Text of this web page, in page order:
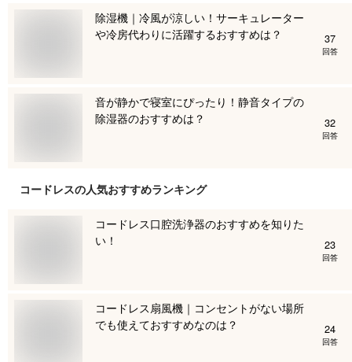
除湿機｜冷風が涼しい！サーキュレーター
や冷房代わりに活躍するおすすめは？
37
回答
音が静かで寝室にぴったり！静音タイプの
除湿器のおすすめは？
32
回答
コードレスの人気おすすめランキング
コードレス口腔洗浄器のおすすめを知りた
い！
23
回答
コードレス扇風機｜コンセントがない場所
でも使えておすすめなのは？
24
回答